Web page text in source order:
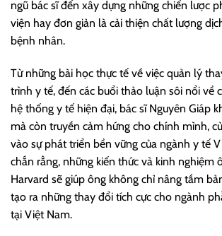
ngũ bác sĩ đến xây dựng những chiến lược
viện hay đơn giản là cải thiện chất lượng
bệnh nhân.
Từ những bài học thực tế về việc quản lý
trình y tế, đến các buổi thảo luận sôi nổi về
hệ thống y tế hiện đại, bác sĩ Nguyên Giáp
mà còn truyền cảm hứng cho chính mình,
vào sự phát triển bền vững của ngành y tế
chắn rằng, những kiến thức và kinh nghiệm
Harvard sẽ giúp ông không chỉ nâng tầm
tạo ra những thay đổi tích cực cho ngành
tại Việt Nam.